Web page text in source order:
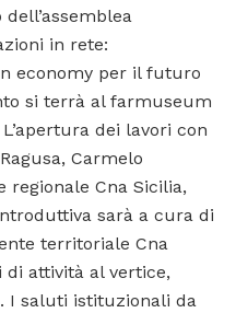
in rete:
economy per il futuro
si terrà al farmuseum
dei lavori con
Carmelo
regionale Cna Sicilia,
sarà a cura di
territoriale Cna
di attività al vertice,
I saluti istituzionali da